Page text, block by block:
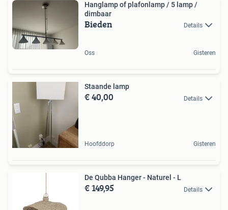
Hanglamp of plafonlamp / 5 lamp /
dimbaar
Bieden Details
Oss Gisteren
Staande lamp
€ 40,00 Details
Hoofddorp Gisteren
De Qubba Hanger - Naturel - L
€ 149,95 Details